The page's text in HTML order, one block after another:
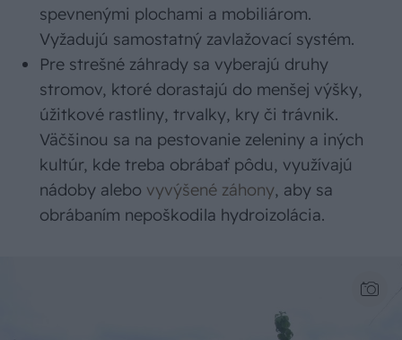
spevnenými plochami a mobiliárom.
Vyžadujú samostatný zavlažovací systém.
Pre strešné záhrady sa vyberajú druhy
stromov, ktoré dorastajú do menšej výšky,
úžitkové rastliny, trvalky, kry či trávnik.
Väčšinou sa na pestovanie zeleniny a iných
kultúr, kde treba obrábať pôdu, využívajú
nádoby alebo vyvýšené záhony, aby sa
obrábaním nepoškodila hydroizolácia.